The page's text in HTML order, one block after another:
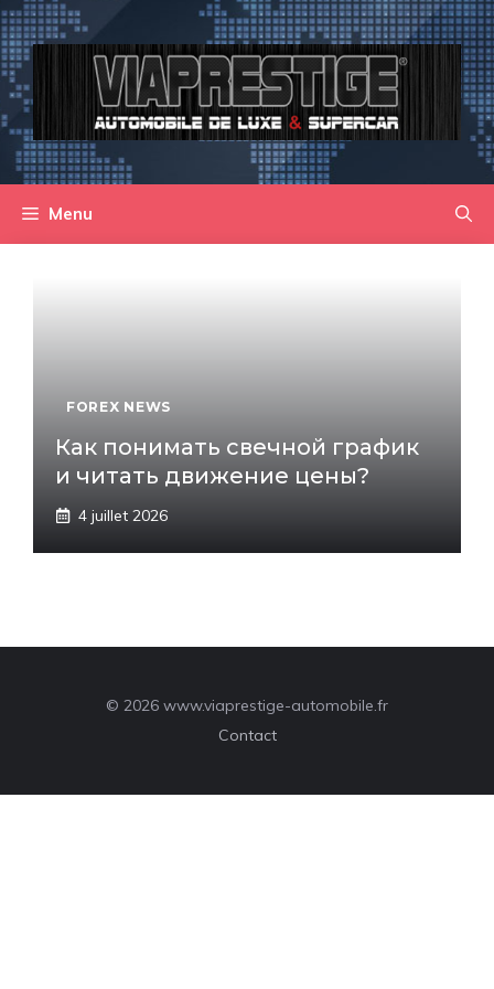
Aller
au
contenu
Menu
FOREX NEWS
Как понимать свечной график
и читать движение цены?
4 juillet 2026
© 2026 www.viaprestige-automobile.fr
Contact